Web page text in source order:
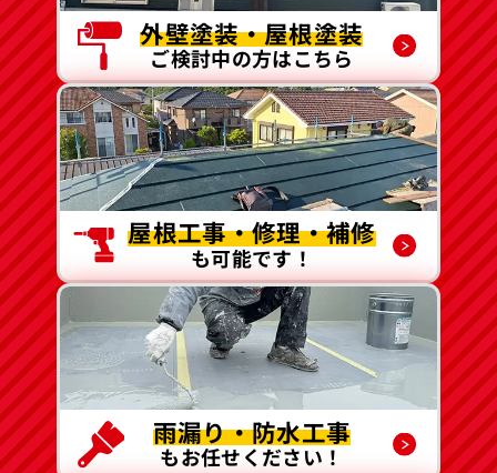
外壁塗装・屋根塗装
ご検討中の方はこちら
屋根工事・修理・補修
も可能です！
雨漏り・防水工事
もお任せください！